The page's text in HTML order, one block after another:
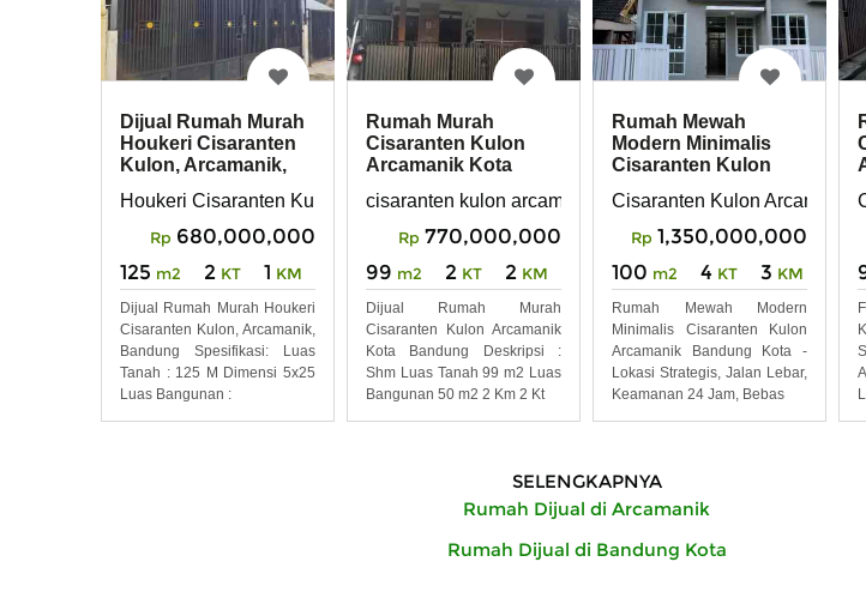
Dijual Rumah Murah
Houkeri Cisaranten
Kulon, Arcamanik,
Houkeri Cisaranten Kulon, Arcamanik, Bandung
Rp 680,000,000
125 m2 2 KT 1 KM
Dijual Rumah Murah Houkeri
Cisaranten Kulon, Arcamanik,
Bandung Spesifikasi: Luas
Tanah : 125 M Dimensi 5x25
Luas Bangunan :
Rumah Murah
Cisaranten Kulon
Arcamanik Kota
cisaranten kulon arcamanik kota Bandung
Rp 770,000,000
99 m2 2 KT 2 KM
Dijual Rumah Murah
Cisaranten Kulon Arcamanik
Kota Bandung Deskripsi :
Shm Luas Tanah 99 m2 Luas
Bangunan 50 m2 2 Km 2 Kt
Rumah Mewah
Modern Minimalis
Cisaranten Kulon
Kota
Cisaranten Kulon Arcamanik
Rp 1,350,000,000
100 m2 4 KT 3 KM
Rumah Mewah Modern
Minimalis Cisaranten Kulon
Arcamanik Bandung Kota -
Lokasi Strategis, Jalan Lebar,
Keamanan 24 Jam, Bebas
SELENGKAPNYA
Rumah Dijual di Arcamanik
Rumah Dijual di Bandung Kota